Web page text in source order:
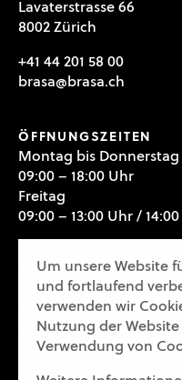
Lavaterstrasse 66
8002 Zürich
+41 44 201 58 00
brasa@brasa.ch
ÖFFNUNGSZEITEN
Montag bis Donnerstag
09:00 – 18:00 Uhr
Freitag
09:00 – 13:00 Uhr /
NACHHALTIGKEIT
Um unsere Website
und fortlaufend
verwenden wir
Nutzung der
Verwendung von